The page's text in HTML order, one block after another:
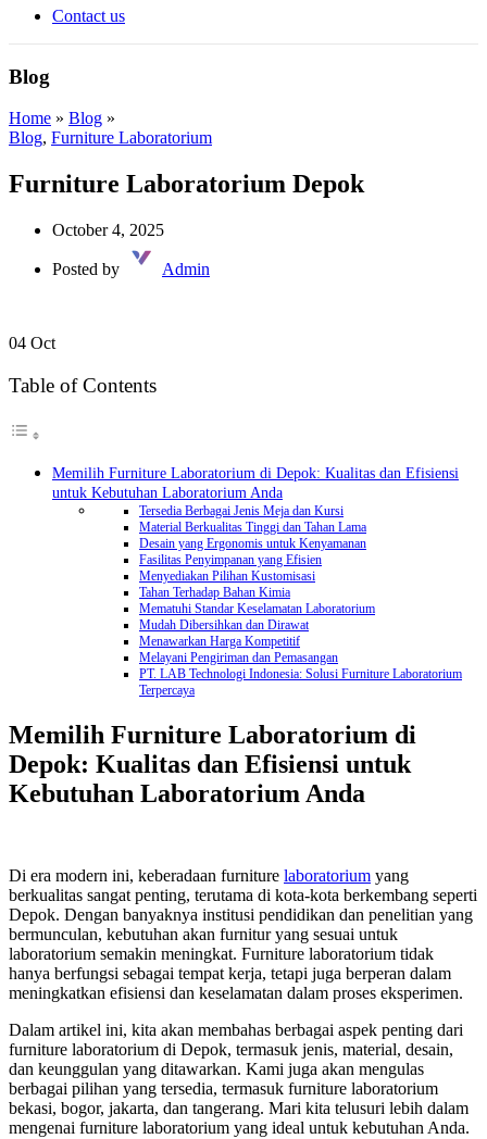
Contact us
Blog
Home » Blog »
Blog, Furniture Laboratorium
Furniture Laboratorium Depok
October 4, 2025
Posted by Admin
04 Oct
Table of Contents
Memilih Furniture Laboratorium di Depok: Kualitas dan Efisiensi
untuk Kebutuhan Laboratorium Anda
Tersedia Berbagai Jenis Meja dan Kursi
Material Berkualitas Tinggi dan Tahan Lama
Desain yang Ergonomis untuk Kenyamanan
Fasilitas Penyimpanan yang Efisien
Menyediakan Pilihan Kustomisasi
Tahan Terhadap Bahan Kimia
Mematuhi Standar Keselamatan Laboratorium
Mudah Dibersihkan dan Dirawat
Menawarkan Harga Kompetitif
Melayani Pengiriman dan Pemasangan
PT. LAB Technologi Indonesia: Solusi Furniture Laboratorium
Terpercaya
Memilih Furniture Laboratorium di
Depok: Kualitas dan Efisiensi untuk
Kebutuhan Laboratorium Anda
Di era modern ini, keberadaan furniture laboratorium yang
berkualitas sangat penting, terutama di kota-kota berkembang seperti
Depok. Dengan banyaknya institusi pendidikan dan penelitian yang
bermunculan, kebutuhan akan furnitur yang sesuai untuk
laboratorium semakin meningkat. Furniture laboratorium tidak
hanya berfungsi sebagai tempat kerja, tetapi juga berperan dalam
meningkatkan efisiensi dan keselamatan dalam proses eksperimen.
Dalam artikel ini, kita akan membahas berbagai aspek penting dari
furniture laboratorium di Depok, termasuk jenis, material, desain,
dan keunggulan yang ditawarkan. Kami juga akan mengulas
berbagai pilihan yang tersedia, termasuk furniture laboratorium
bekasi, bogor, jakarta, dan tangerang. Mari kita telusuri lebih dalam
mengenai furniture laboratorium yang ideal untuk kebutuhan Anda.